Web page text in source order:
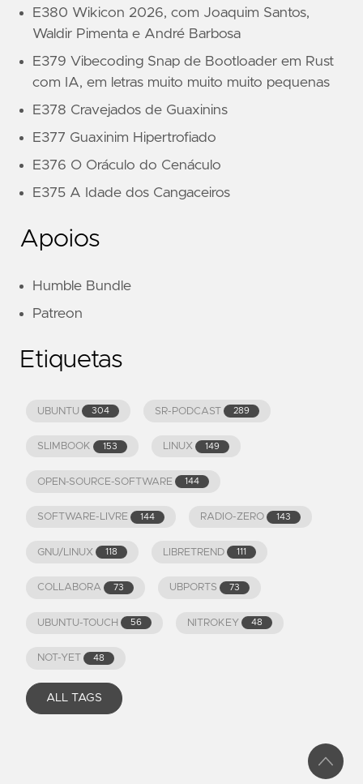
E380 Wikicon 2026, com Joaquim Santos,
Waldir Pimenta e André Barbosa
E379 Vibecoding Snap de Bootloader em Rust
com IA, em letras muito muito muito pequenas
E378 Cravejados de Guaxinins
E377 Guaxinim Hipertrofiado
E376 O Oráculo do Cenáculo
E375 A Idade dos Cangaceiros
Apoios
Humble Bundle
Patreon
Etiquetas
UBUNTU 304 SR-PODCAST 289
SLIMBOOK 153 LINUX 149
OPEN-SOURCE-SOFTWARE 144
SOFTWARE-LIVRE 144 RADIO-ZERO 143
GNU/LINUX 118 LIBRETREND 111
COLLABORA 73 UBPORTS 73
UBUNTU-TOUCH 56 NITROKEY 48
NOT-YET 48
ALL TAGS